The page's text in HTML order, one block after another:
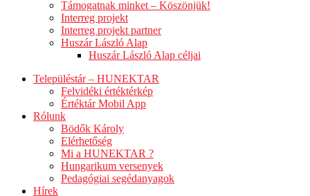
Támogatnak minket – Köszönjük!
Interreg projekt
Interreg projekt partner
Huszár László Alap
Huszár László Alap céljai
Településtár – HUNEKTAR
Felvidéki értéktérkép
Értéktár Mobil App
Rólunk
Bödők Károly
Elérhetőség
Mi a HUNEKTAR ?
Hungarikum versenyek
Pedagógiai segédanyagok
Hírek